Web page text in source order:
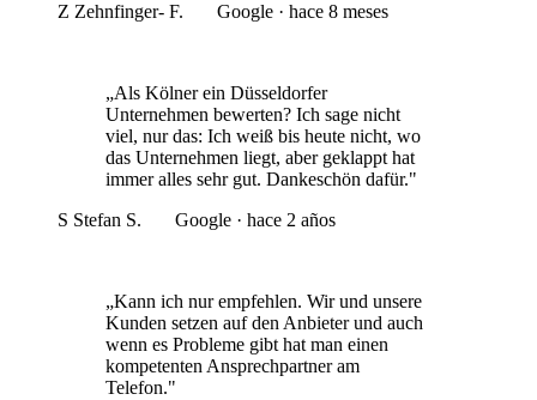
Z Zehnfinger- F. Google · hace 8 meses
„Als Kölner ein Düsseldorfer
Unternehmen bewerten? Ich sage nicht
viel, nur das: Ich weiß bis heute nicht, wo
das Unternehmen liegt, aber geklappt hat
immer alles sehr gut. Dankeschön dafür."
S Stefan S. Google · hace 2 años
„Kann ich nur empfehlen. Wir und unsere
Kunden setzen auf den Anbieter und auch
wenn es Probleme gibt hat man einen
kompetenten Ansprechpartner am
Telefon."